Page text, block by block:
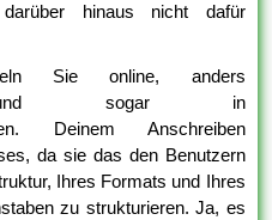
darüber hinaus nicht dafür
Sie online, anders
und sogar in
Deinem Anschreiben
da sie das den Benutzern
Ihres Formats und Ihres
zu strukturieren. Ja, es